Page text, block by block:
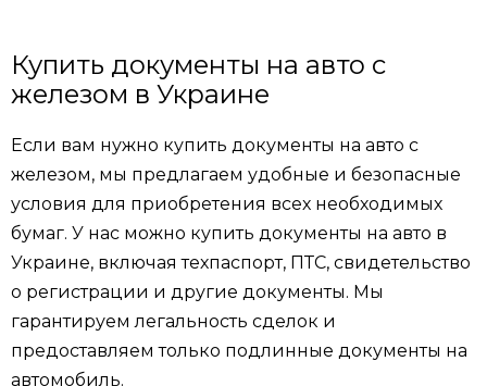
Купить документы на авто с
железом в Украине
Если вам нужно купить документы на авто с
железом, мы предлагаем удобные и безопасные
условия для приобретения всех необходимых
бумаг. У нас можно купить документы на авто в
Украине, включая техпаспорт, ПТС, свидетельство
о регистрации и другие документы. Мы
гарантируем легальность сделок и
предоставляем только подлинные документы на
автомобиль.